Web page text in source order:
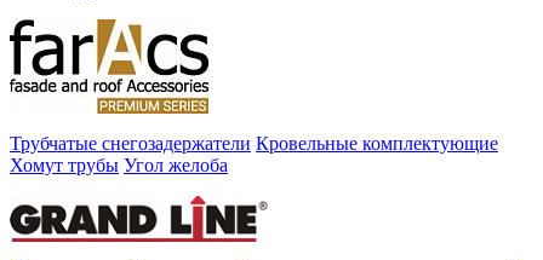
Трубчатые снегозадержатели Кровельные комплектующие
Хомут трубы Угол желоба